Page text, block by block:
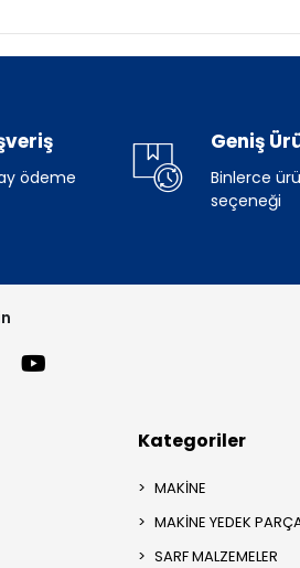
ödeme
Geniş
Binlerce
seçeneği
Kategoriler
MAKİNE
MAKİNE YEDEK
SARF MALZEMELER